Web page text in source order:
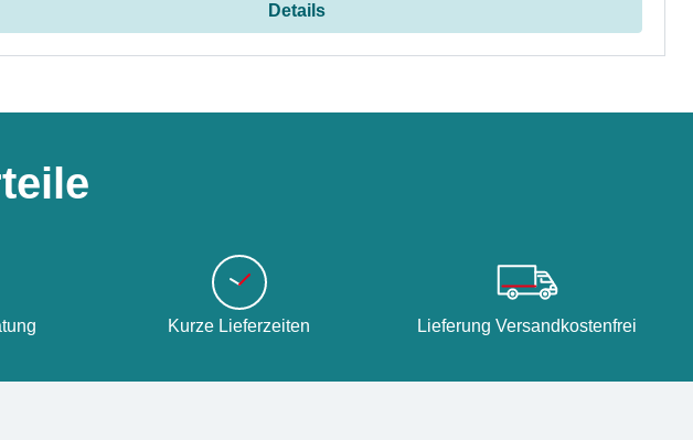
Details
Kurze Lieferzeiten Lieferung Versandkostenfrei